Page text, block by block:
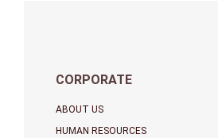
CORPORATE
ABOUT US
HUMAN RESOURCES